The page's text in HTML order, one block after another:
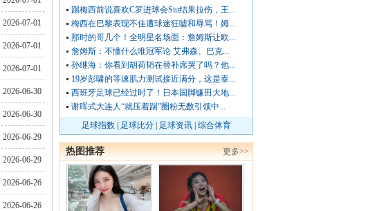
2026-07-01
2026-07-01
2026-07-01
2026-06-30
2026-06-30
2026-06-29
2026-06-29
2026-06-26
2026-06-26
踢梅西前说喜欢C罗进球会Siu结果拉伤，王...
梅西在巴黎表现不佳遭球迷狂嘘和辱骂！姆...
那时的哥几个！全明星名场面：詹姆斯让欧...
詹姆斯：不懂什么唯冠军论 艾弗森、巴克...
孙继海：你看到胡荷韬在替补席哭了吗？他...
19岁彭啸的等速肌力测试接近满分，这是泰...
西班牙足球已经过时了！日本国脚镰田大地...
谢晖式大连人“就压着踢”圈粉无数引领中...
足球指数
足球比分 足球资讯 综合体育
更多>>
热图推荐